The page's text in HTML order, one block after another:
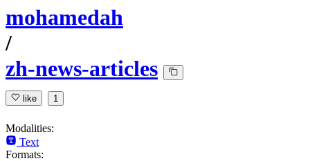
mohamedah
/
zh-news-articles
like 1
Modalities:
Text
Formats: